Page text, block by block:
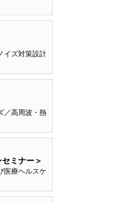
イズ対策設計
／高周波・熱
ミナー＞
医療ヘルスケ